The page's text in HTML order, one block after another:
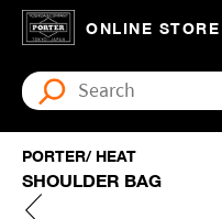
ONLINE STORE
PORTER/ HEAT
SHOULDER BAG